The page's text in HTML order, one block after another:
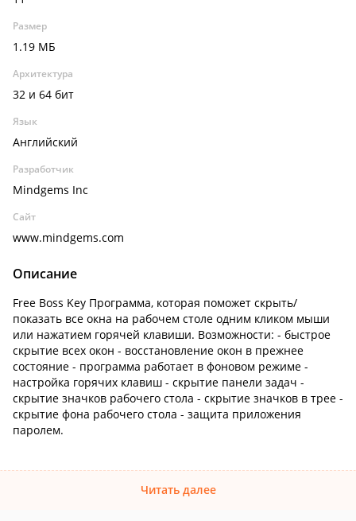
Размер
1.19 МБ
Архитектура
32 и 64 бит
Язык
Английский
Разработчик
Mindgems Inc
Сайт
www.mindgems.com
Описание
Free Boss Key Программа, которая поможет скрыть/
показать все окна на рабочем столе одним кликом мыши
или нажатием горячей клавиши. Возможности: - быстрое
скрытие всех окон - восстановление окон в прежнее
состояние - программа работает в фоновом режиме -
настройка горячих клавиш - скрытие панели задач -
скрытие значков рабочего стола - скрытие значков в трее -
скрытие фона рабочего стола - защита приложения
паролем.
Читать далее